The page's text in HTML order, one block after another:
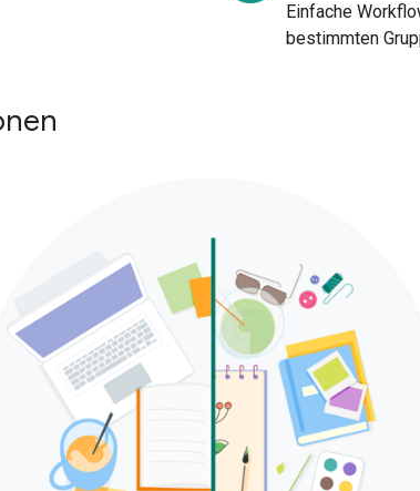
Einfache
bestimmten